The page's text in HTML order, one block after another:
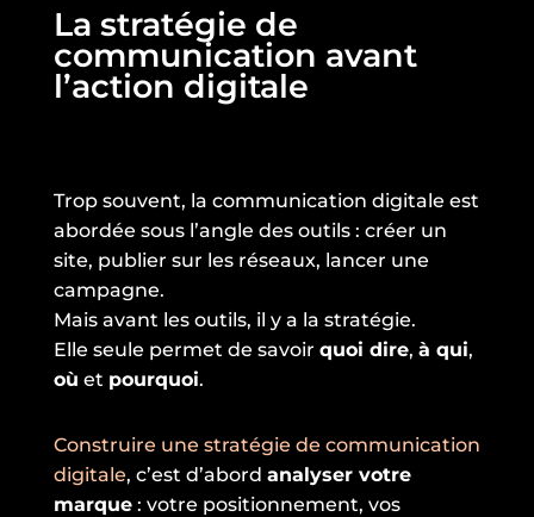
La stratégie de
communication avant
l’action digitale
Trop souvent, la communication digitale est
abordée sous l’angle des outils : créer un
site, publier sur les réseaux, lancer une
campagne.
Mais avant les outils, il y a la stratégie.
Elle seule permet de savoir quoi dire, à qui,
où et pourquoi.
Construire une stratégie de communication
digitale, c’est d’abord analyser votre
marque: votre positionnement, vos